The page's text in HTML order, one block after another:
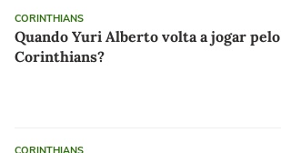
CORINTHIANS
Quando Yuri Alberto volta a jogar pelo
Corinthians?